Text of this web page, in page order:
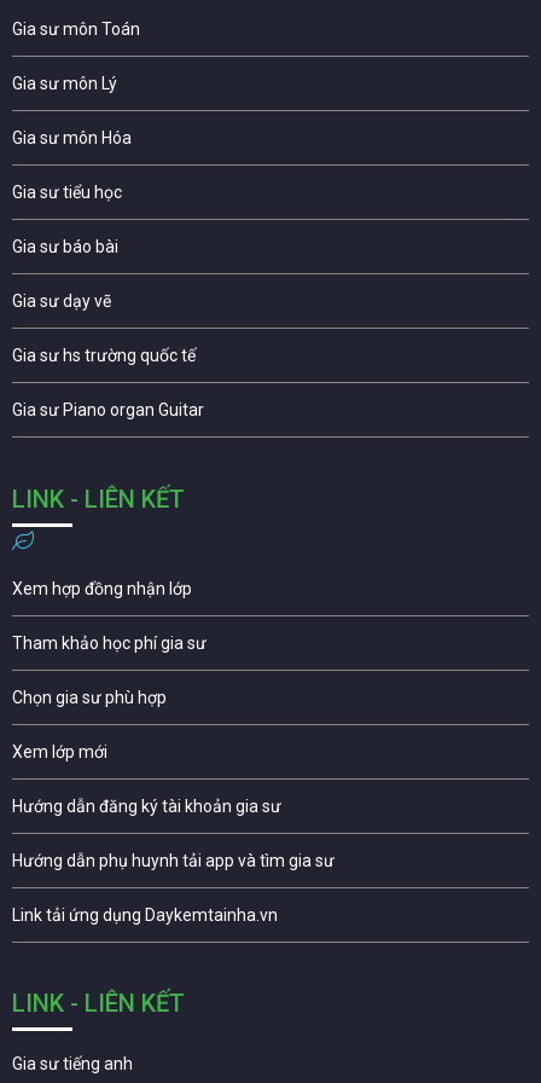
Gia sư môn Toán
Gia sư môn Lý
Gia sư môn Hóa
Gia sư tiểu học
Gia sư báo bài
Gia sư dạy vẽ
Gia sư hs trường quốc tế
Gia sư Piano organ Guitar
LINK - LIÊN KẾT
Xem hợp đồng nhận lớp
Tham khảo học phí gia sư
Chọn gia sư phù hợp
Xem lớp mới
Hướng dẫn đăng ký tài khoản gia sư
Hướng dẫn phụ huynh tải app và tìm gia sư
Link tải ứng dụng Daykemtainha.vn
LINK - LIÊN KẾT
Gia sư tiếng anh